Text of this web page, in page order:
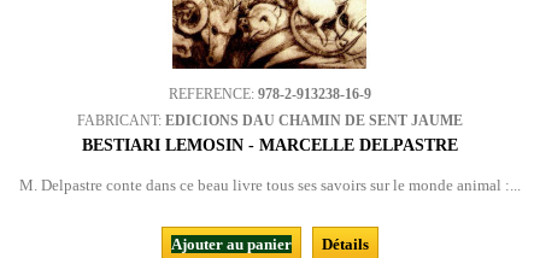
REFERENCE: 978-2-913238-16-9
FABRICANT: EDICIONS DAU CHAMIN DE SENT JAUME
BESTIARI LEMOSIN - MARCELLE DELPASTRE
M. Delpastre conte dans ce beau livre tous ses savoirs sur le monde animal :...
Ajouter au panier
Détails